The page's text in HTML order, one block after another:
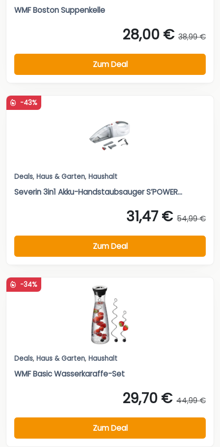
WMF Boston Suppenkelle
28,00 € 38,99 €
Zum Deal
-43%
Deals, Haus & Garten, Haushalt
Severin 3in1 Akku-Handstaubsauger S’POWER...
31,47 € 54,99 €
Zum Deal
-34%
Deals, Haus & Garten, Haushalt
WMF Basic Wasserkaraffe-Set
29,70 € 44,99 €
Zum Deal